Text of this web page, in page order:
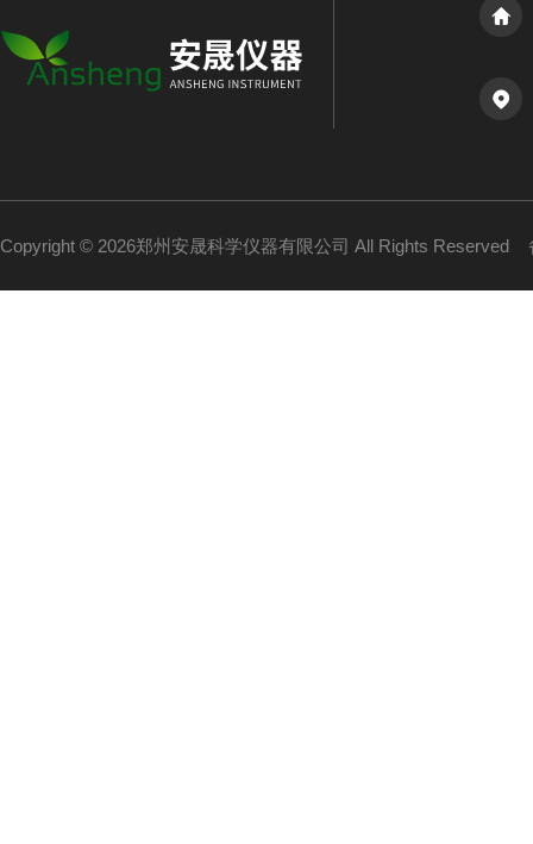
Copyright © 2026郑州安晟科学仪器有限公司 All Rights Reserved